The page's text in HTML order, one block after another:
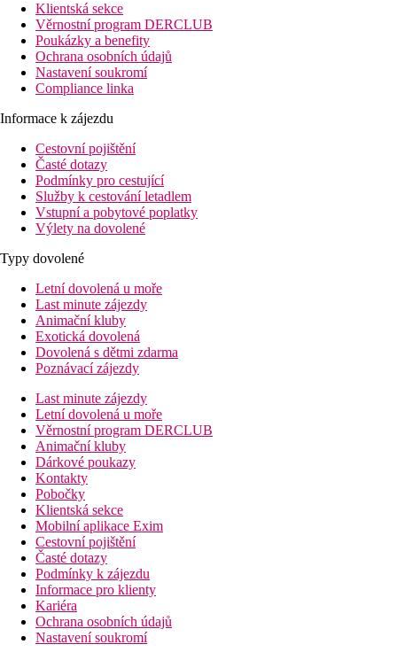
Klientská sekce
Věrnostní program DERCLUB
Poukázky a benefity
Ochrana osobních údajů
Nastavení soukromí
Compliance linka
Informace k zájezdu
Cestovní pojištění
Časté dotazy
Podmínky pro cestující
Služby k cestování letadlem
Vstupní a pobytové poplatky
Výlety na dovolené
Typy dovolené
Letní dovolená u moře
Last minute zájezdy
Animační kluby
Exotická dovolená
Dovolená s dětmi zdarma
Poznávací zájezdy
Last minute zájezdy
Letní dovolená u moře
Věrnostní program DERCLUB
Animační kluby
Dárkové poukazy
Kontakty
Pobočky
Klientská sekce
Mobilní aplikace Exim
Cestovní pojištění
Časté dotazy
Podmínky k zájezdu
Informace pro klienty
Kariéra
Ochrana osobních údajů
Nastavení soukromí